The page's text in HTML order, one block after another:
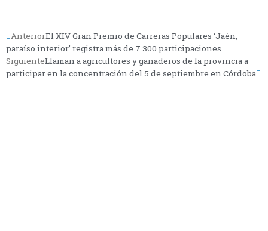
AnteriorEl XIV Gran Premio de Carreras Populares ‘Jaén,
paraíso interior’ registra más de 7.300 participaciones
SiguienteLlaman a agricultores y ganaderos de la provincia a
participar en la concentración del 5 de septiembre en Córdoba